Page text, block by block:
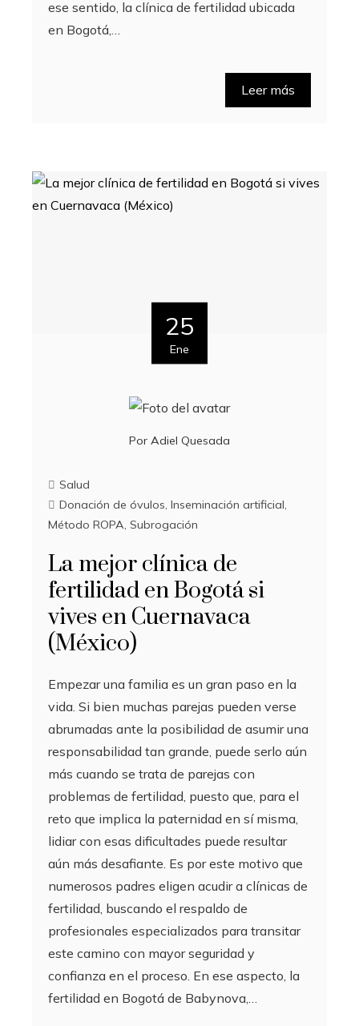
ese sentido, la clínica de fertilidad ubicada
en Bogotá,…
Leer más
25
Ene
Por Adiel Quesada
Salud
Donación de óvulos, Inseminación artificial,
Método ROPA, Subrogación
La mejor clínica de
fertilidad en Bogotá si
vives en Cuernavaca
(México)
Empezar una familia es un gran paso en la
vida. Si bien muchas parejas pueden verse
abrumadas ante la posibilidad de asumir una
responsabilidad tan grande, puede serlo aún
más cuando se trata de parejas con
problemas de fertilidad, puesto que, para el
reto que implica la paternidad en sí misma,
lidiar con esas dificultades puede resultar
aún más desafiante. Es por este motivo que
numerosos padres eligen acudir a clínicas de
fertilidad, buscando el respaldo de
profesionales especializados para transitar
este camino con mayor seguridad y
confianza en el proceso. En ese aspecto, la
fertilidad en Bogotá de Babynova,…